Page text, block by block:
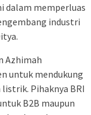
dalam memperluas
industri
Azhimah
untuk mendukung
Pihaknya BRI
B2B maupun